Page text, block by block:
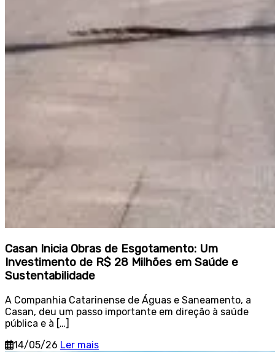
Casan Inicia Obras de Esgotamento: Um
Investimento de R$ 28 Milhões em Saúde e
Sustentabilidade
A Companhia Catarinense de Águas e Saneamento, a
Casan, deu um passo importante em direção à saúde
pública e à […]
14/05/26 Ler mais